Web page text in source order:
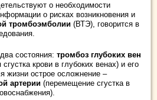
о необходимости
о рисках возникновения и
тромбоэмболии (ВТЭ), говорится в
состояния: тромбоз глубоких вен
крови в глубоких венах) и его
жизни острое осложнение –
артерии (перемещение сгустка в